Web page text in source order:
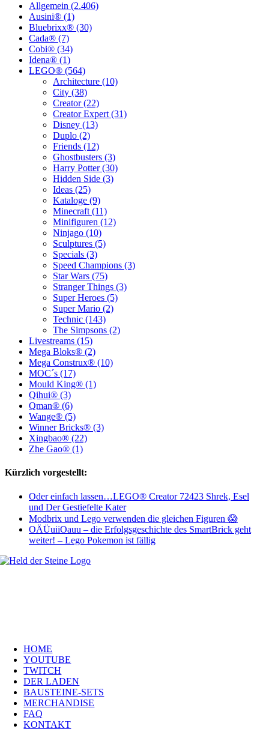
Allgemein (2.406)
Ausini® (1)
Bluebrixx® (30)
Cada® (7)
Cobi® (34)
Idena® (1)
LEGO® (564)
Architecture (10)
City (38)
Creator (22)
Creator Expert (31)
Disney (13)
Duplo (2)
Friends (12)
Ghostbusters (3)
Harry Potter (30)
Hidden Side (3)
Ideas (25)
Kataloge (9)
Minecraft (11)
Minifiguren (12)
Ninjago (10)
Sculptures (5)
Specials (3)
Speed Champions (3)
Star Wars (75)
Stranger Things (3)
Super Heroes (5)
Super Mario (2)
Technic (143)
The Simpsons (2)
Livestreams (15)
Mega Bloks® (2)
Mega Construx® (10)
MOC´s (17)
Mould King® (1)
Qihui® (3)
Qman® (6)
Wange® (5)
Winner Bricks® (3)
Xingbao® (22)
Zhe Gao® (1)
Kürzlich vorgestellt:
Oder einfach lassen…LEGO® Creator 72423 Shrek, Esel
und Der Gestiefelte Kater
Modbrix und Lego verwenden die gleichen Figuren 😱
OÄÜuiiOauu – die Erfolgsgeschichte des SmartBrick geht
weiter! – Lego Pokemon ist fällig
HOME
YOUTUBE
TWITCH
DER LADEN
BAUSTEINE-SETS
MERCHANDISE
FAQ
KONTAKT